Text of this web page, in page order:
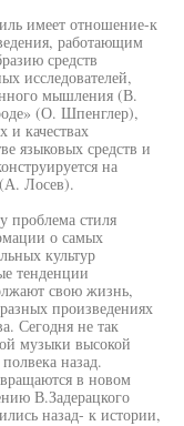
имеет отношение-к
работающим
средств
исследователей,
мышления (В.
(О. Шпенглер),
и качествах
языковых средств и
на
Лосев).
проблема стиля
о самых
культур
тенденции
свою жизнь,
произведениях
Сегодня не так
музыки высокой
назад.
в новом
В.Задерацкого
назад- к истории,